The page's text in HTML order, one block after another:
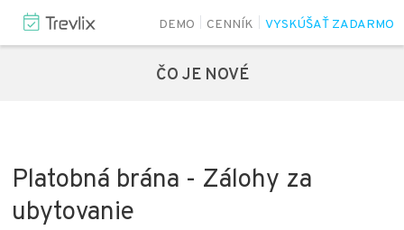
DEMO CENNÍK VYSKÚŠAŤ ZADARMO
ČO JE NOVÉ
Platobná brána - Zálohy za
ubytovanie